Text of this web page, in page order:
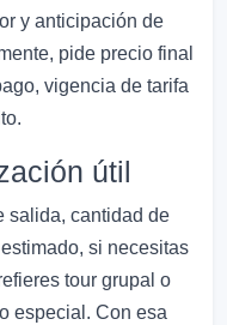
y anticipación de
pide precio final
vigencia de tarifa
útil
salida, cantidad de
si necesitas
tour grupal o
especial. Con esa